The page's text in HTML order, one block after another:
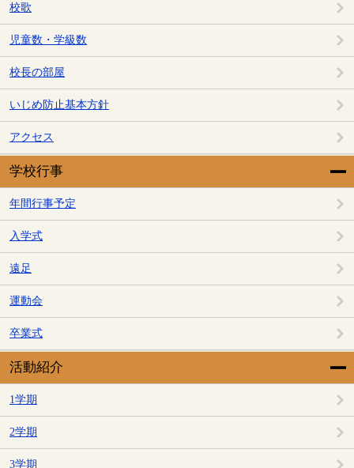
校歌
児童数・学級数
校長の部屋
いじめ防止基本方針
アクセス
学校行事
年間行事予定
入学式
遠足
運動会
卒業式
活動紹介
1学期
2学期
3学期